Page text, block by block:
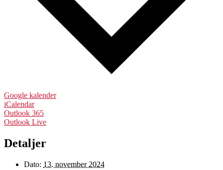
Google kalender
iCalendar
Outlook 365
Outlook Live
Detaljer
Dato: 13. november 2024